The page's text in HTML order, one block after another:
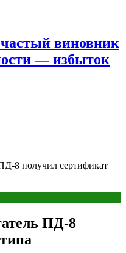
виновник
— избыток
8 получил сертификат
ПД-8